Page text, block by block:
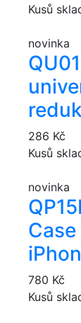
Kusů
novinka
QU01
286 Kč
Kusů
novinka
Case
780 Kč
Kusů